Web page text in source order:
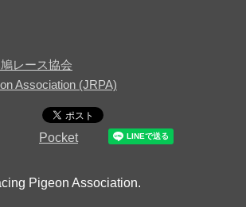
レース協会
Association (JRPA)
Pocket
Pigeon Association.